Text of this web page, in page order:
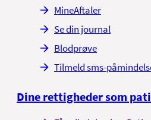
MineAftaler
Se din journal
Blodprøve
Tilmeld sms-
Dine rettigheder som